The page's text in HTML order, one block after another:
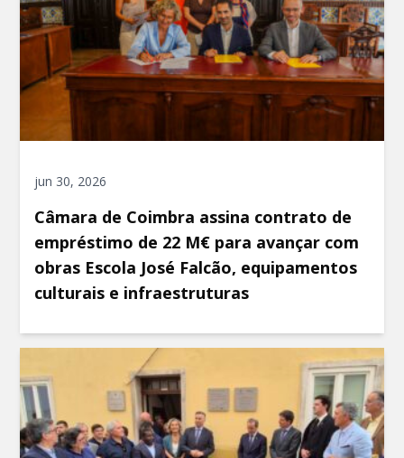
jun 30, 2026
Câmara de Coimbra assina contrato de
empréstimo de 22 M€ para avançar com
obras Escola José Falcão, equipamentos
culturais e infraestruturas